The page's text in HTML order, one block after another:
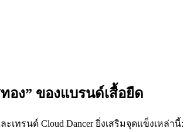
อง” ของแบรนด์เสื้อยืด
เทรนด์ Cloud Dancer ยิ่งเสริมจุดแข็งเหล่านี้: